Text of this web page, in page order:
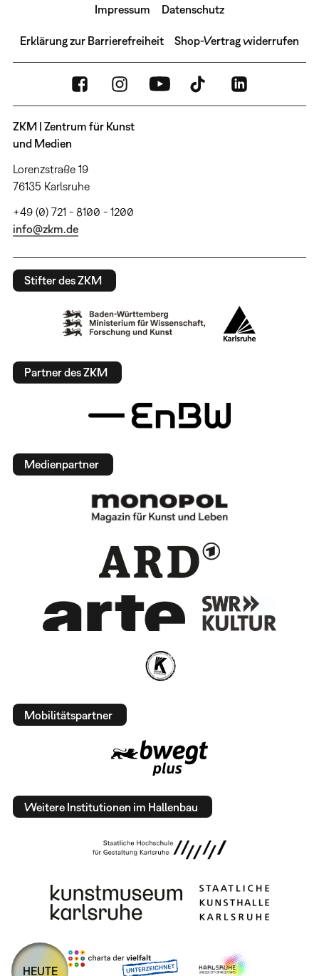
Impressum Datenschutz
Erklärung zur Barrierefreiheit Shop-Vertrag widerrufen
ZKM | Zentrum für Kunst
und Medien
Lorenzstraße 19
76135 Karlsruhe
+49 (0) 721 - 8100 - 1200
info@zkm.de
Stifter des ZKM
Partner des ZKM
Medienpartner
Mobilitätspartner
Weitere Institutionen im Hallenbau
HEUTE